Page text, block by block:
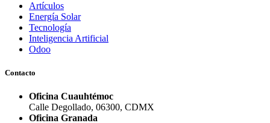
Artículos
Energía Solar
Tecnología
Inteligencia Artificial
Odoo
Contacto
Oficina Cuauhtémoc
Calle Degollado, 06300, CDMX
Oficina Granada